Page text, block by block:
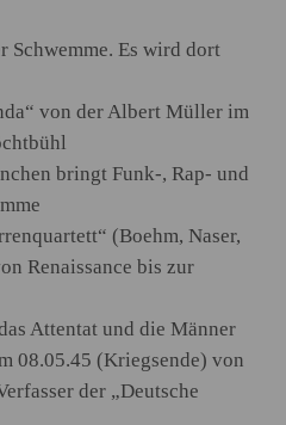
Schwemme. Es wird dort
von der Albert Müller im
bringt Funk-, Rap- und
(Boehm, Naser,
Renaissance bis zur
Attentat und die Männer
08.05.45 (Kriegsende) von
der „Deutsche